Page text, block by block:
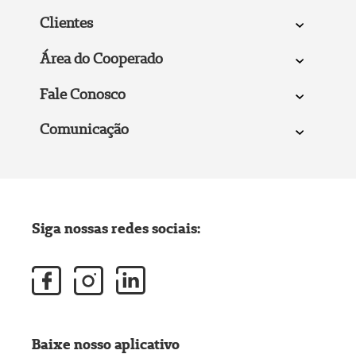
Clientes
Área do Cooperado
Fale Conosco
Comunicação
Siga nossas redes sociais:
Baixe nosso aplicativo